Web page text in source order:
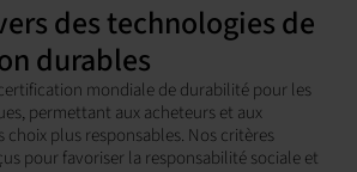
des technologies de
durables
mondiale de durabilité pour les
permettant aux acheteurs et aux
choix plus responsables. Nos critères
pour favoriser la responsabilité sociale et